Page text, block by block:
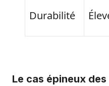
Durabilité
Le cas épineux